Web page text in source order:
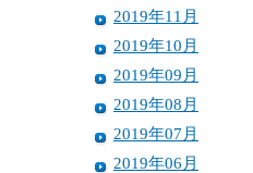
2019年11月
2019年10月
2019年09月
2019年08月
2019年07月
2019年06月